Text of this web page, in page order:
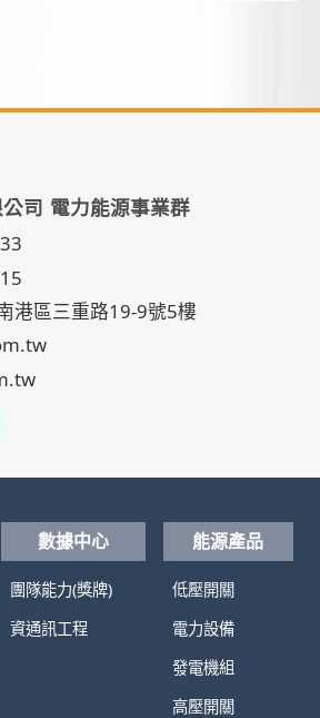
司 電力能源事業群
港區三重路19-9號5樓
數據中心
團隊能力(獎牌)
資通訊工程
能源產品
低壓開關
電力設備
發電機組
高壓開關